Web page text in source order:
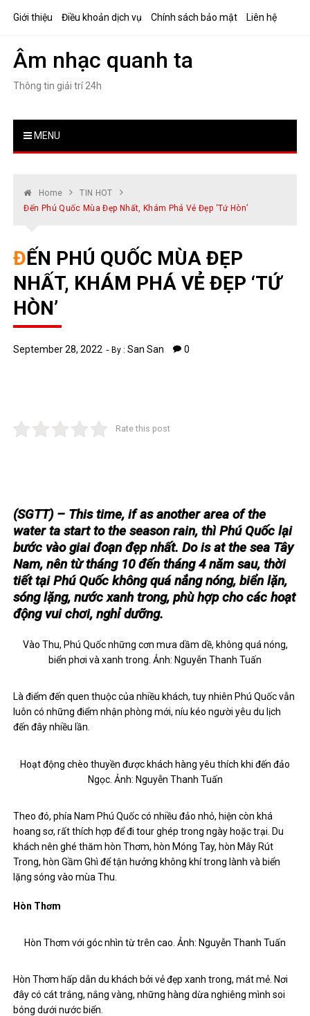
Giới thiệu Điều khoản dịch vụ Chính sách bảo mật Liên hệ
Âm nhạc quanh ta
Thông tin giải trí 24h
MENU
Home
TIN HOT
Đến Phú Quốc Mùa Đẹp Nhất, Khám Phá Vẻ Đẹp ‘tứ Hòn’
ĐẾN PHÚ QUỐC MÙA ĐẸP
NHẤT, KHÁM PHÁ VẺ ĐẸP ‘TỨ
HÒN’
September 28, 2022 By :San San 0
Rate this post
(SGTT) – This time, if as another area of ​​the
water ta start to the season rain, thì Phú Quốc lại
bước vào giai đoạn đẹp nhất. Do is at the sea Tây
Nam, nên từ tháng 10 đến tháng 4 năm sau, thời
tiết tại Phú Quốc không quá nắng nóng, biển lặn,
sóng lặng, nước xanh trong, phù hợp cho các hoạt
động vui chơi, nghỉ dưỡng.
Vào Thu, Phú Quốc những cơn mưa dầm dề, không quá nóng,
biển phơi và xanh trong. Ảnh: Nguyễn Thanh Tuấn
Là điểm đến quen thuộc của nhiều khách, tuy nhiên Phú Quốc vẫn
luôn có những điểm nhận phòng mới, níu kéo người yêu du lịch
đến đây nhiều lần.
Hoạt động chèo thuyền được khách hàng yêu thích khi đến đảo
Ngọc. Ảnh: Nguyễn Thanh Tuấn
Theo đó, phía Nam Phú Quốc có nhiều đảo nhỏ, hiện còn khá
hoang sơ, rất thích hợp để đi tour ghép trong ngày hoặc trại. Du
khách nên ghé thăm hòn Thơm, hòn Móng Tay, hòn Mây Rút
Trong, hòn Gầm Ghì để tận hưởng không khí trong lành và biển
lặng sóng vào mùa Thu.
Hòn Thơm
Hòn Thơm với góc nhìn từ trên cao. Ảnh: Nguyễn Thanh Tuấn
Hòn Thơm hấp dẫn du khách bởi vẻ đẹp xanh trong, mát mẻ. Nơi
đây có cát trắng, nắng vàng, những hàng dừa nghiêng mình soi
bóng dưới nước biển.